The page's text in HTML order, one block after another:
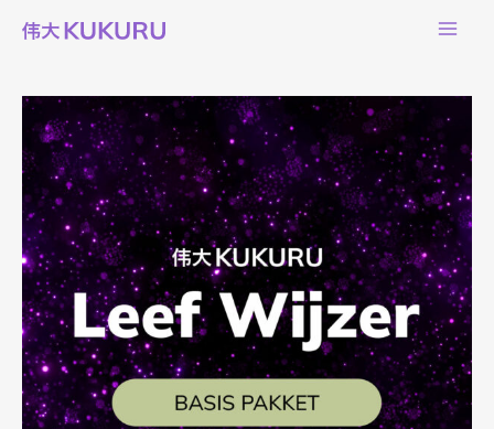
naar
inhoud
Leef
Wijzer
-
Basis
pakket
aantal
Basis
aantal